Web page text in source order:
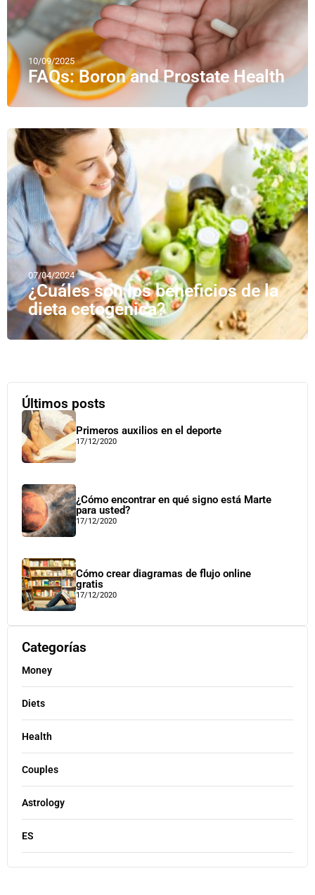
10/09/2025
FAQs: Boron and Prostate Health
07/04/2024
¿Cuáles son los beneficios de la
dieta cetogénica?
Últimos posts
Primeros auxilios en el deporte
17/12/2020
¿Cómo encontrar en qué signo está Marte
para usted?
17/12/2020
Cómo crear diagramas de flujo online
gratis
17/12/2020
Categorías
Money
Diets
Health
Couples
Astrology
ES